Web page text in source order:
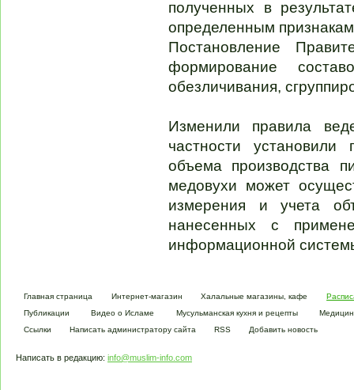
полученных в
определенным
Постановление
формирование
обезличивания,
Изменили правила
частности
объема производства
медовухи может
измерения и учета
нанесенных с
информационной
Главная страница Интернет-магазин Халальные магазины, кафе
Публикации
Видео о Исламе Мусульманская кухня и рецепты
Ссылки
Написать администратору сайта RSS Добавить новость
Написать в редакцию: info@muslim-info.com